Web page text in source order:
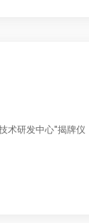
术研发中心"揭牌仪